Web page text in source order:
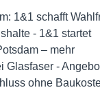
1&1 schafft
- 1&1 startet
– mehr
Glasfaser -
ohne